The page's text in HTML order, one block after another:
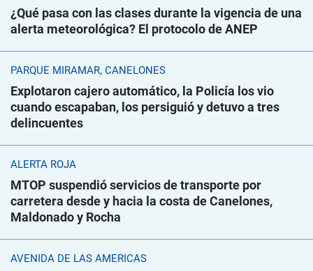
¿Qué pasa con las clases durante la vigencia de una
alerta meteorológica? El protocolo de ANEP
PARQUE MIRAMAR, CANELONES
Explotaron cajero automático, la Policía los vio
cuando escapaban, los persiguió y detuvo a tres
delincuentes
ALERTA ROJA
MTOP suspendió servicios de transporte por
carretera desde y hacia la costa de Canelones,
Maldonado y Rocha
AVENIDA DE LAS AMÉRICAS